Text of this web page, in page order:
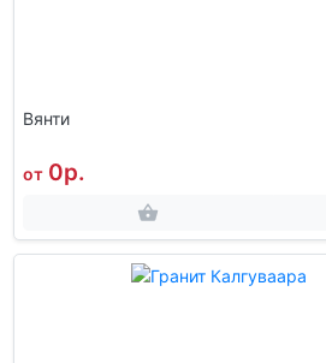
Вянти
от 0р.